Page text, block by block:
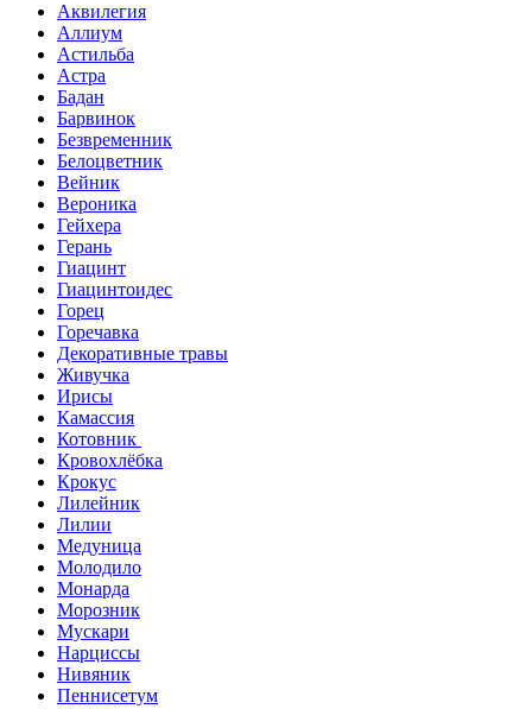
Аквилегия
Аллиум
Астильба
Астра
Бадан
Барвинок
Безвременник
Белоцветник
Вейник
Вероника
Гейхера
Герань
Гиацинт
Гиацинтоидес
Горец
Горечавка
Декоративные травы
Живучка
Ирисы
Камассия
Котовник
Кровохлёбка
Крокус
Лилейник
Лилии
Медуница
Молодило
Монарда
Морозник
Мускари
Нарциссы
Нивяник
Пеннисетум